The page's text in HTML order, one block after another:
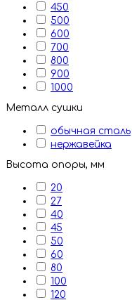
450
500
600
700
800
900
1000
Металл сушки
обычная сталь
нержавейка
Высота опоры, мм
20
27
40
45
50
60
80
100
120